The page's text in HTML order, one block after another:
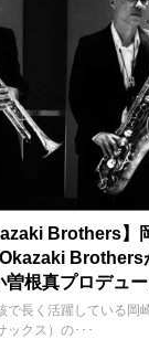
Brothers】
Brothers
根真プロデュ
で長く活躍している岡
ックス）の･･･